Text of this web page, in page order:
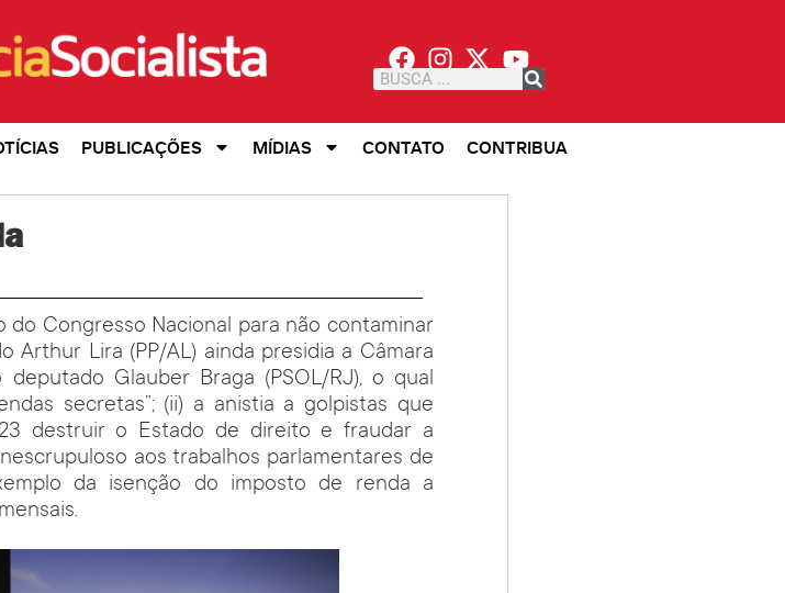
PUBLICAÇÕES MÍDIAS CONTATO CONTRIBUA
Congresso Nacional para não contaminar
Arthur Lira (PP/AL) ainda presidia a Câmara
Glauber Braga (PSOL/RJ), o qual
secretas”; (ii) a anistia a golpistas que
destruir o Estado de direito e fraudar a
aos trabalhos parlamentares de
da isenção do imposto de renda a